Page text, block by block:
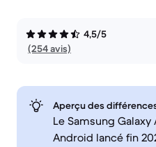
4,5/5
(254 avis)
Aperçu des
Le Samsung
Android lancé fin